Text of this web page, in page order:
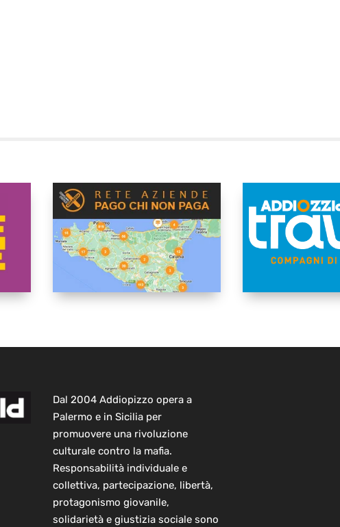
Dal 2004 Addiopizzo opera a
Palermo e in Sicilia per
promuovere una rivoluzione
culturale contro la mafia.
Responsabilità individuale e
collettiva, partecipazione, libertà,
protagonismo giovanile,
solidarietà e giustizia sociale sono